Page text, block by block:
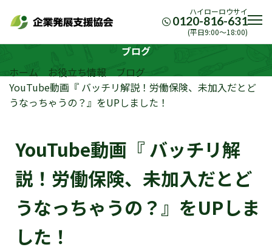
ハイローロウサイ
0120-816-631
(平日9:00〜18:00)
ブログ
ホーム
お役立ち情報
ブログ
YouTube動画『 バッチリ解説！労働保険、未加入だとど
うなっちゃうの？』をUPしました！
YouTube動画『 バッチリ解
説！労働保険、未加入だとど
うなっちゃうの？』をUPしま
した！